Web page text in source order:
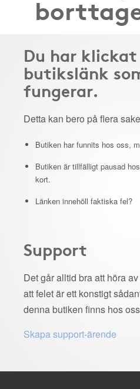
Du har klickat
butikslänk
fungerar.
Detta kan bero på flera
Butiken har funnits hos oss,
Butiken är tillfälligt pausad
kort.
Länken innehöll faktiska fel?
Support
Det går alltid bra att höra
att felet är ett konstigt
denna butiken finns hos
Skapa support-ärende